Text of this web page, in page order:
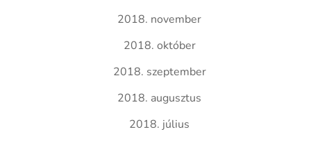
2018. november
2018. október
2018. szeptember
2018. augusztus
2018. július